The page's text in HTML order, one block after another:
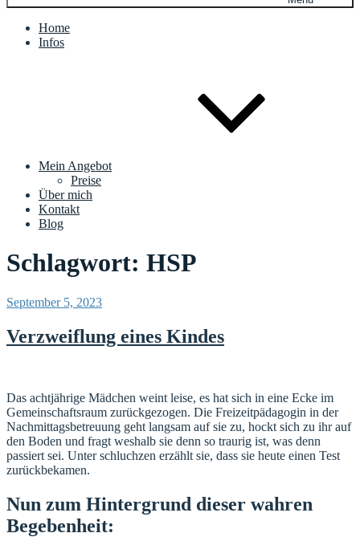
Home
Infos
Mein Angebot
Preise
Über mich
Kontakt
Blog
Schlagwort: HSP
Veröffentlicht
September 5, 2023
Verzweiflung eines Kindes
Das achtjährige Mädchen weint leise, es hat sich in eine Ecke im
Gemeinschaftsraum zurückgezogen. Die Freizeitpädagogin in der
Nachmittagsbetreuung geht langsam auf sie zu, hockt sich zu ihr auf
den Boden und fragt weshalb sie denn so traurig ist, was denn
passiert sei. Unter schluchzen erzählt sie, dass sie heute einen Test
zurückbekamen.
Nun zum Hintergrund dieser wahren
Begebenheit: